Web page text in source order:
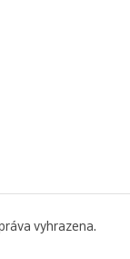
vyhrazena.